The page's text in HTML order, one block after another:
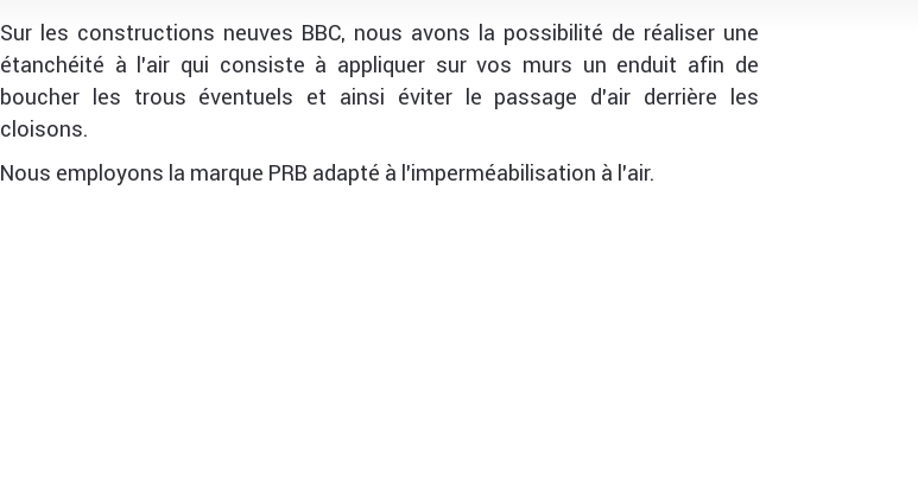
Sur les constructions neuves BBC, nous avons la possibilité de réaliser une
étanchéité à l’air qui consiste à appliquer sur vos murs un enduit afin de
boucher les trous éventuels et ainsi éviter le passage d’air derrière les
cloisons.
Nous employons la marque PRB adapté à l’imperméabilisation à l’air.